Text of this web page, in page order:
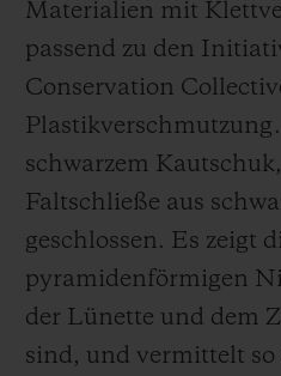
Materialien mit
passend zu den
Conservation
schwarzem
Faltschließe aus
geschlossen. Es zeigt
pyramidenförmigen
der Lünette und dem
sind, und vermittelt so